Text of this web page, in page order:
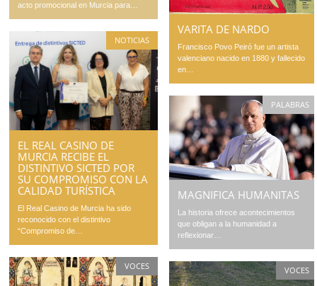
VARITA DE NARDO
Francisco Povo Peiró fue un artista
valenciano nacido en 1880 y fallecido
en…
acto promocional en Murcia para…
NOTICIAS
EL REAL CASINO DE
MURCIA RECIBE EL
DISTINTIVO SICTED POR
SU COMPROMISO CON LA
CALIDAD TURÍSTICA
El Real Casino de Murcia ha sido
reconocido con el distintivo
“Compromiso de…
PALABRAS
MAGNIFICA HUMANITAS
La historia ofrece acontecimientos
que obligan a la humanidad a
reflexionar…
VOCES VOCES